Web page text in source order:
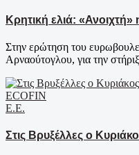
Κρητική ελιά:
Στην ερώτηση του
Αρναούτογλου, για την
Ε.Ε.
Στις Βρυξέλλες ο